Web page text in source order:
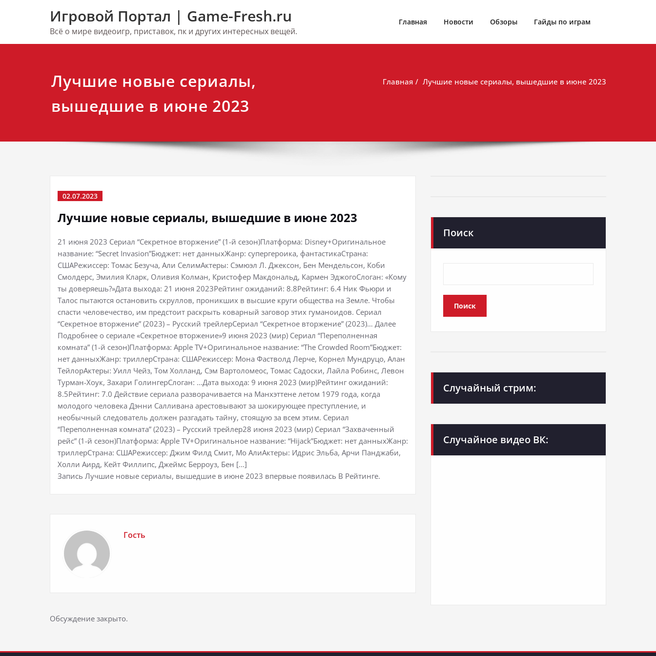
Игровой Портал | Game-Fresh.ru
Всё о мире видеоигр, приставок, пк и других интересных вещей.
Главная Новости Обзоры Гайды по играм
Лучшие новые сериалы,
вышедшие в июне 2023
Главная Лучшие новые сериалы, вышедшие в июне 2023
02.07.2023
Лучшие новые сериалы, вышедшие в июне 2023
21 июня 2023 Сериал “Секретное вторжение” (1-й сезон)Платформа: Disney+Оригинальное
название: “Secret Invasion”Бюджет: нет данныхЖанр: супергероика, фантастикаСтрана:
СШАРежиссер: Томас Безуча, Али СелимАктеры: Сэмюэл Л. Джексон, Бен Мендельсон, Коби
Смолдерс, Эмилия Кларк, Оливия Колман, Кристофер Макдональд, Кармен ЭджогоСлоган: «Кому
ты доверяешь?»Дата выхода: 21 июня 2023Рейтинг ожиданий: 8.8Рейтинг: 6.4 Ник Фьюри и
Талос пытаются остановить скруллов, проникших в высшие круги общества на Земле. Чтобы
спасти человечество, им предстоит раскрыть коварный заговор этих гуманоидов. Сериал
“Секретное вторжение” (2023) – Русский трейлерСериал “Секретное вторжение” (2023)… Далее
Подробнее о сериале «Секретное вторжение»9 июня 2023 (мир) Сериал “Переполненная
комната” (1-й сезон)Платформа: Apple TV+Оригинальное название: “The Crowded Room”Бюджет:
нет данныхЖанр: триллерСтрана: СШАРежиссер: Мона Фастволд Лерче, Корнел Мундруцо, Алан
ТейлорАктеры: Уилл Чейз, Том Холланд, Сэм Вартоломеос, Томас Садоски, Лайла Робинс, Левон
Турман-Хоук, Захари ГолингерСлоган: …Дата выхода: 9 июня 2023 (мир)Рейтинг ожиданий:
8.5Рейтинг: 7.0 Действие сериала разворачивается на Манхэттене летом 1979 года, когда
молодого человека Дэнни Салливана арестовывают за шокирующее преступление, и
необычный следователь должен разгадать тайну, стоящую за всем этим. Сериал
“Переполненная комната” (2023) – Русский трейлер28 июня 2023 (мир) Сериал “Захваченный
рейс” (1-й сезон)Платформа: Apple TV+Оригинальное название: “Hijack”Бюджет: нет данныхЖанр:
триллерСтрана: СШАРежиссер: Джим Филд Смит, Мо АлиАктеры: Идрис Эльба, Арчи Панджаби,
Холли Аирд, Кейт Филлипс, Джеймс Берроуз, Бен […]
Запись Лучшие новые сериалы, вышедшие в июне 2023 впервые появилась В Рейтинге.
Гость
Обсуждение закрыто.
Поиск
Поиск
Случайный стрим:
Случайное видео ВК: